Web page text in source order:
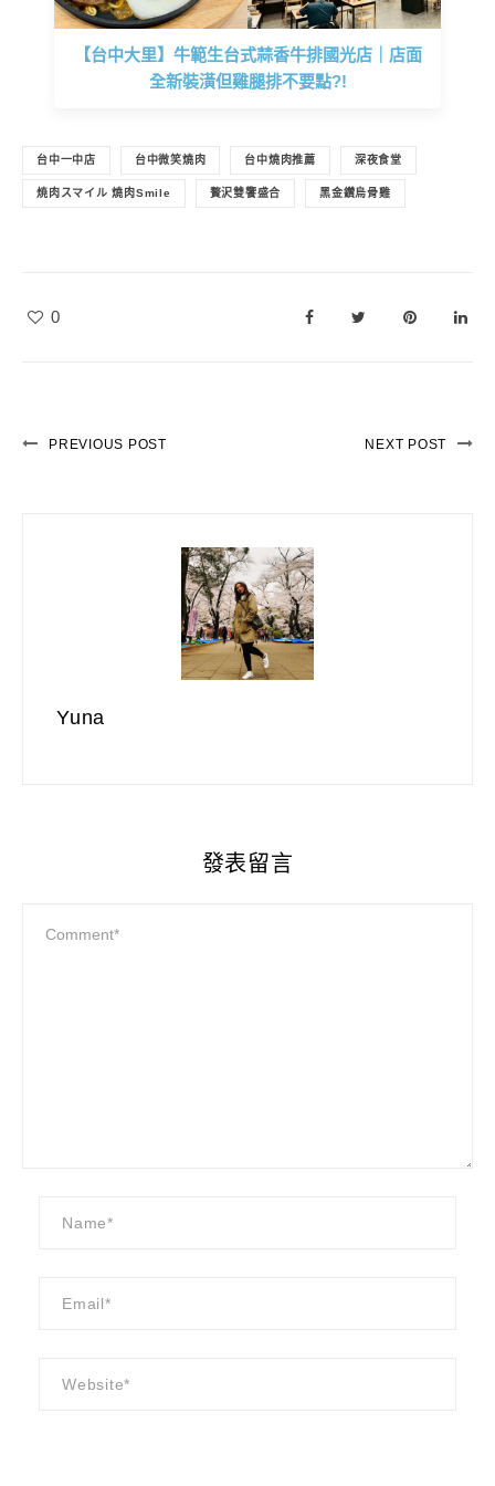
【台中大里】牛範生台式蒜香牛排國光店｜店面
全新裝潢但雞腿排不要點?!
台中一中店 台中微笑燒肉 台中燒肉推薦 深夜食堂
焼肉スマイル 燒肉Smile 贅沢雙饗盛合 黑金鑽烏骨雞
0
PREVIOUS POST NEXT POST
Yuna
發表留言